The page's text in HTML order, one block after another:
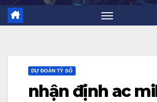
DỰ ĐOÁN TỶ SỐ
nhận định ac